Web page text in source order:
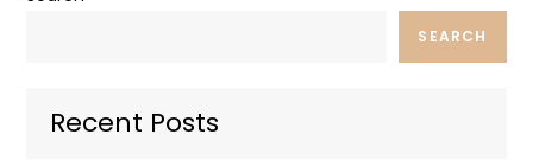
SEARCH
Recent Posts